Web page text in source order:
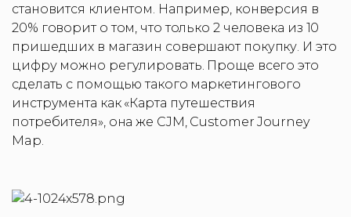
становится клиентом. Например, конверсия в
20% говорит о том, что только 2 человека из 10
пришедших в магазин совершают покупку. И это
цифру можно регулировать. Проще всего это
сделать с помощью такого маркетингового
инструмента как «Карта путешествия
потребителя», она же CJM, Customer Journey
Map.